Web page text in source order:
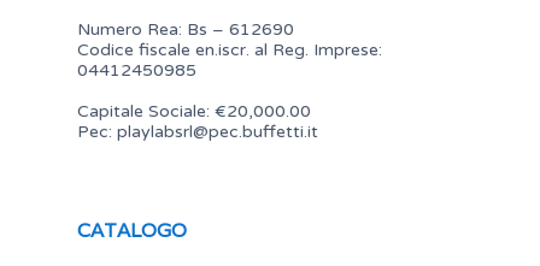
Numero Rea: Bs – 612690
Codice fiscale en.iscr. al Reg. Imprese:
04412450985
Capitale Sociale: €20,000.00
Pec: playlabsrl@pec.buffetti.it
CATALOGO